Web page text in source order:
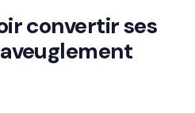
convertir ses